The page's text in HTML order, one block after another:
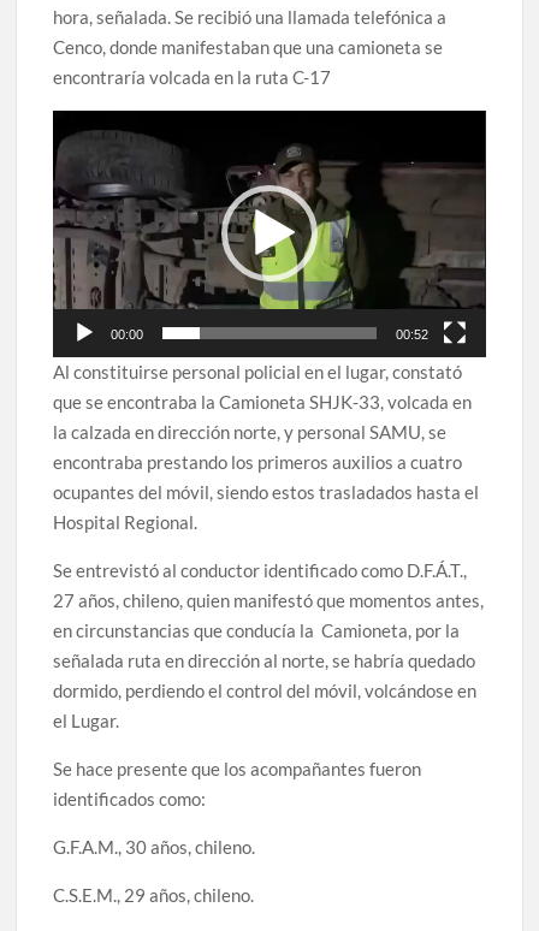
hora, señalada. Se recibió una llamada telefónica a
Cenco, donde manifestaban que una camioneta se
encontraría volcada en la ruta C-17
de
vídeo
00:00 00:52
Al constituirse personal policial en el lugar, constató
que se encontraba la Camioneta SHJK-33, volcada en
la calzada en dirección norte, y personal SAMU, se
encontraba prestando los primeros auxilios a cuatro
ocupantes del móvil, siendo estos trasladados hasta el
Hospital Regional.
Se entrevistó al conductor identificado como D.F.Á.T.,
27 años, chileno, quien manifestó que momentos antes,
en circunstancias que conducía la Camioneta, por la
señalada ruta en dirección al norte, se habría quedado
dormido, perdiendo el control del móvil, volcándose en
el Lugar.
Se hace presente que los acompañantes fueron
identificados como:
G.F.A.M., 30 años, chileno.
C.S.E.M., 29 años, chileno.